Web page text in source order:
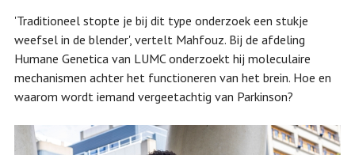
'Traditioneel stopte je bij dit type onderzoek een stukje
weefsel in de blender', vertelt Mahfouz. Bij de afdeling
Humane Genetica van LUMC onderzoekt hij moleculaire
mechanismen achter het functioneren van het brein. Hoe en
waarom wordt iemand vergeetachtig van Parkinson?